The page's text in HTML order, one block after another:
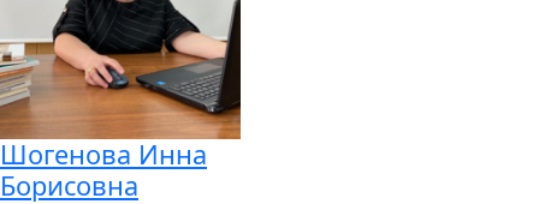
Шогенова Инна
Борисовна